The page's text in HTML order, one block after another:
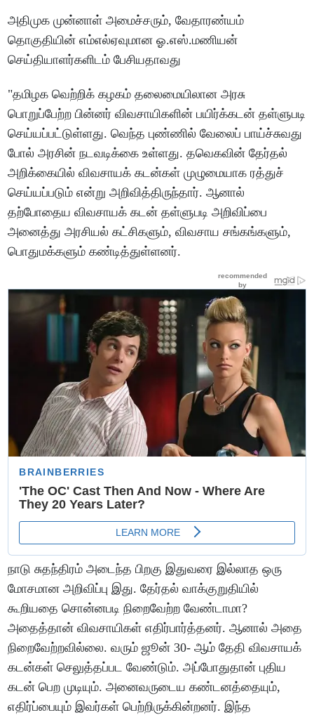
அதிமுக முன்னாள் அமைச்சரும், வேதாரண்யம்
தொகுதியின் எம்எல்ஏவுமான ஓ.எஸ்.மணியன்
செய்தியாளர்களிடம் பேசியதாவது
"தமிழக வெற்றிக் கழகம் தலைமையிலான அரசு
பொறுப்பேற்ற பின்னர் விவசாயிகளின் பயிர்க்கடன் தள்ளுபடி
செய்யப்பட்டுள்ளது. வெந்த புண்ணில் வேலைப் பாய்ச்சுவது
போல் அரசின் நடவடிக்கை உள்ளது. தவெகவின் தேர்தல்
அறிக்கையில் விவசாயக் கடன்கள் முழுமையாக ரத்துச்
செய்யப்படும் என்று அறிவித்திருந்தார். ஆனால்
தற்போதைய விவசாயக் கடன் தள்ளுபடி அறிவிப்பை
அனைத்து அரசியல் கட்சிகளும், விவசாய சங்கங்களும்,
பொதுமக்களும் கண்டித்துள்ளனர்.
நாடு சுதந்திரம் அடைந்த பிறகு இதுவரை இல்லாத ஒரு
மோசமான அறிவிப்பு இது. தேர்தல் வாக்குறுதியில்
கூறியதை சொன்னபடி நிறைவேற்ற வேண்டாமா?
அதைத்தான் விவசாயிகள் எதிர்பார்த்தனர். ஆனால் அதை
நிறைவேற்றவில்லை. வரும் ஜூன் 30- ஆம் தேதி விவசாயக்
கடன்கள் செலுத்தப்பட வேண்டும். அப்போதுதான் புதிய
கடன் பெற முடியும். அனைவருடைய கண்டனத்தையும்,
எதிர்ப்பையும் இவர்கள் பெற்றிருக்கின்றனர். இந்த